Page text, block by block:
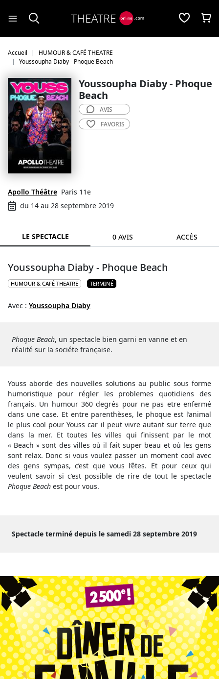
Accueil
HUMOUR & CAFÉ THEATRE
Youssoupha Diaby - Phoque Beach
Youssoupha Diaby - Phoque
Beach
Apollo Théâtre Paris 11e
du 14 au 28 septembre 2019
AVIS
FAVORIS
LE SPECTACLE 0 AVIS ACCÈS
Youssoupha Diaby - Phoque Beach
HUMOUR & CAFÉ THEATRE TERMINÉ
Avec : Youssoupha Diaby
Phoque Beach, un spectacle bien garni en vanne et en
réalité sur la sociéte française.
Youss aborde des nouvelles solutions au public sous forme
humoristique pour régler les problemes quotidiens des
français. Un humour 360 degrés pour ne pas etre enfermé
dans une case. Et entre parenthèses, le phoque est l’animal
le plus cool pour Youss car il peut vivre autant sur terre que
dans la mer. Et toutes les villes qui finissent par le mot
« Beach » sont des villes où il fait super beau et où les gens
sont relax. Donc si vous voulez passer un moment cool avec
des gens sympas, c’est que vous l’êtes. Et pour ceux qui
veulent savoir si c’est possible de rire de tout le spectacle
Phoque Beach est pour vous.
Spectacle terminé depuis le samedi 28 septembre 2019